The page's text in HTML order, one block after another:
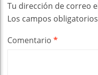
Tu dirección de correo
Los campos
Comentario *